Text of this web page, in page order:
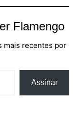
Flamengo
mais recentes por
Assinar